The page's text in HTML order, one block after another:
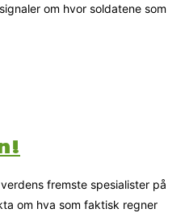
om hvor soldatene som
fremste spesialister på
om hva som faktisk regner